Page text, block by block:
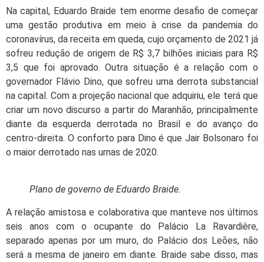
Na capital, Eduardo Braide tem enorme desafio de começar
uma gestão produtiva em meio à crise da pandemia do
coronavírus, da receita em queda, cujo orçamento de 2021 já
sofreu redução de origem de R$ 3,7 bilhões iniciais para R$
3,5 que foi aprovado. Outra situação é a relação com o
governador Flávio Dino, que sofreu uma derrota substancial
na capital. Com a projeção nacional que adquiriu, ele terá que
criar um novo discurso a partir do Maranhão, principalmente
diante da esquerda derrotada no Brasil e do avanço do
centro-direita. O conforto para Dino é que Jair Bolsonaro foi
o maior derrotado nas urnas de 2020.
Plano de governo de Eduardo Braide.
A relação amistosa e colaborativa que manteve nos últimos
seis anos com o ocupante do Palácio La Ravardière,
separado apenas por um muro, do Palácio dos Leões, não
será a mesma de janeiro em diante. Braide sabe disso, mas